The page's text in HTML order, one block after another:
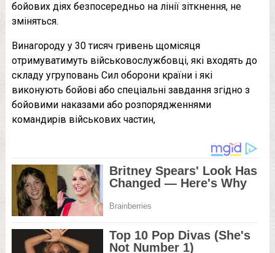
бойових діях безпосередньо на лінії зіткнення, не
зміняться.
Винагороду у 30 тисяч гривень щомісяця
отримуватимуть військовослужбовці, які входять до
складу угруповань Сил оборони країни і які
виконують бойові або спеціальні завдання згідно з
бойовими наказами або розпорядженнями
командирів військових частин,